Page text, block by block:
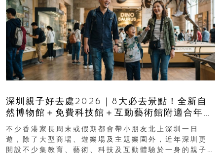
深圳親子好去處2026｜8大必去景點！全新自
然博物館＋免費科技館＋互動藝術館附適合年
齡、交通、門票、開放時間
不少香港家長周末或假期都會帶小朋友北上深圳一日
遊，除了大型商場、遊樂場及主題樂園外，近年深圳更
開設不少集教育、藝術、科技及互動體驗於一身的親子